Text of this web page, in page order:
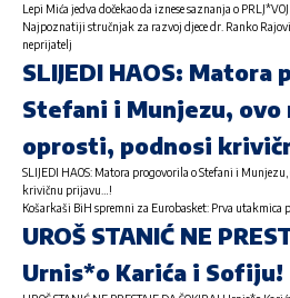
Lepi Mića jedva dočekao da iznese saznanja o
Najpoznatiji stručnjak za razvoj djece dr. Ranko
neprijatelj
SLIJEDI HAOS: Matora
Stefani i Munjezu, ovo
oprosti, podnosi
SLIJEDI HAOS: Matora progovorila o Stefani i
krivičnu prijavu…!
Košarkaši BiH spremni za Eurobasket: Prva utakmica
UROŠ STANIĆ NE
Urnis*o Karića i Sofiju!